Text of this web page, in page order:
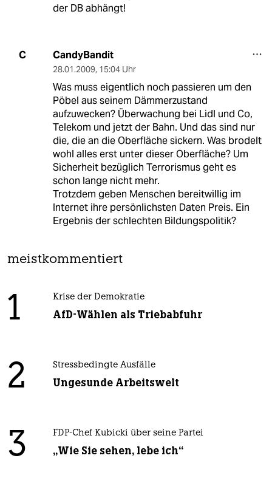
der DB abhängt!
C CandyBandit
28.01.2009, 15:04 Uhr
Was muss eigentlich noch passieren um den
Pöbel aus seinem Dämmerzustand
aufzuwecken? Überwachung bei Lidl und Co,
Telekom und jetzt der Bahn. Und das sind nur
die, die an die Oberfläche sickern. Was brodelt
wohl alles erst unter dieser Oberfläche? Um
Sicherheit bezüglich Terrorismus geht es
schon lange nicht mehr.
Trotzdem geben Menschen bereitwillig im
Internet ihre persönlichsten Daten Preis. Ein
Ergebnis der schlechten Bildungspolitik?
meistkommentiert
1 Krise der Demokratie
AfD-Wählen als Triebabfuhr
2 Stressbedingte Ausfälle
Ungesunde Arbeitswelt
3 FDP-Chef Kubicki über seine Partei
„Wie Sie sehen, lebe ich“